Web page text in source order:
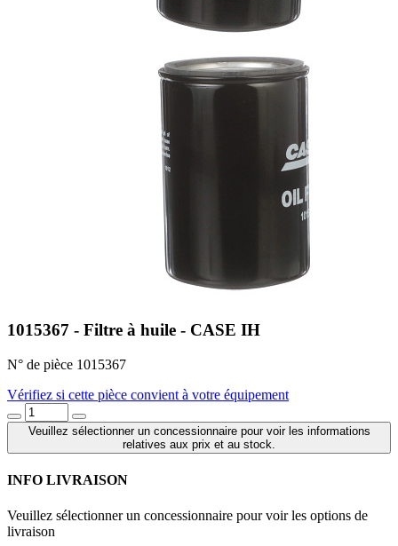
1015367 - Filtre à huile - CASE IH
N° de pièce 1015367
Vérifiez si cette pièce convient à votre équipement
Veuillez sélectionner un concessionnaire pour voir les informations
relatives aux prix et au stock.
INFO LIVRAISON
Veuillez sélectionner un concessionnaire pour voir les options de
livraison